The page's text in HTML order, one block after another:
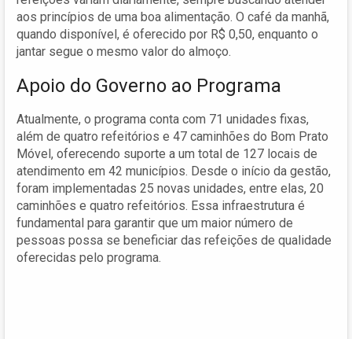
aos princípios de uma boa alimentação. O café da manhã,
quando disponível, é oferecido por R$ 0,50, enquanto o
jantar segue o mesmo valor do almoço.
Apoio do Governo ao Programa
Atualmente, o programa conta com 71 unidades fixas,
além de quatro refeitórios e 47 caminhões do Bom Prato
Móvel, oferecendo suporte a um total de 127 locais de
atendimento em 42 municípios. Desde o início da gestão,
foram implementadas 25 novas unidades, entre elas, 20
caminhões e quatro refeitórios. Essa infraestrutura é
fundamental para garantir que um maior número de
pessoas possa se beneficiar das refeições de qualidade
oferecidas pelo programa.